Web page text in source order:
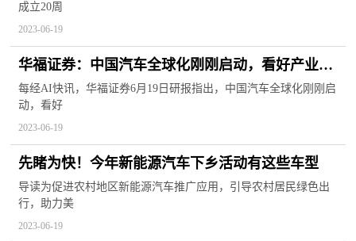
成立20周
2023-06-19
华福证券：中国汽车全球化刚刚启动，看好产业长
期发展 天天简讯
每经AI快讯，华福证券6月19日研报指出，中国汽车全球化刚刚启
动，看好
2023-06-19
先睹为快！今年新能源汽车下乡活动有这些车型
导读为促进农村地区新能源汽车推广应用，引导农村居民绿色出
行，助力美
2023-06-19